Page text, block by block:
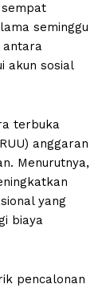
seminggu
antara
akun sosial
terbuka
anggaran
Menurutnya,
yang
biaya
pencalonan